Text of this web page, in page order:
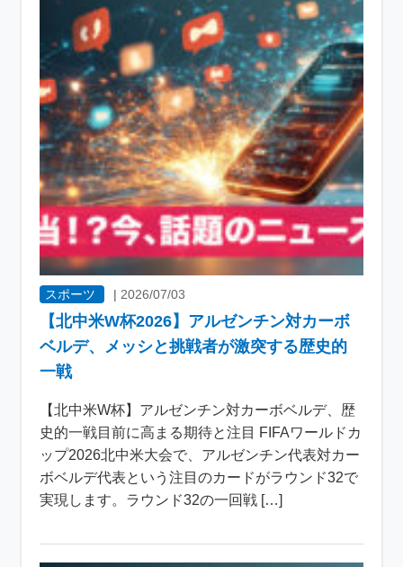
スポーツ |2026/07/03
【北中米W杯2026】アルゼンチン対カーボ
ベルデ、メッシと挑戦者が激突する歴史的
一戦
【北中米W杯】アルゼンチン対カーボベルデ、歴
史的一戦目前に高まる期待と注目 FIFAワールドカ
ップ2026北中米大会で、アルゼンチン代表対カー
ボベルデ代表という注目のカードがラウンド32で
実現します。ラウンド32の一回戦 […]